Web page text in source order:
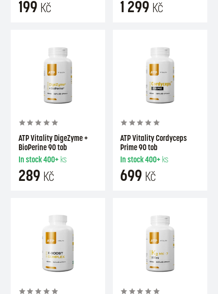
199 Kč 1 299 Kč
ATP Vitality DigeZyme +
BioPerine 90 tob
In stock400+ ks
289 Kč
ATP Vitality Cordyceps
Prime 90 tob
In stock400+ ks
699 Kč